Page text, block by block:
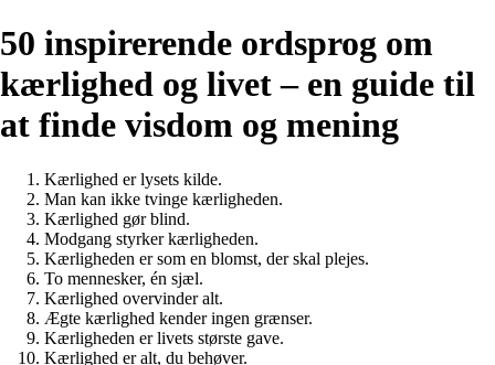
50 inspirerende ordsprog om
kærlighed og livet – en guide til
at finde visdom og mening
Kærlighed er lysets kilde.
Man kan ikke tvinge kærligheden.
Kærlighed gør blind.
Modgang styrker kærligheden.
Kærligheden er som en blomst, der skal plejes.
To mennesker, én sjæl.
Kærlighed overvinder alt.
Ægte kærlighed kender ingen grænser.
Kærligheden er livets største gave.
Kærlighed er alt, du behøver.